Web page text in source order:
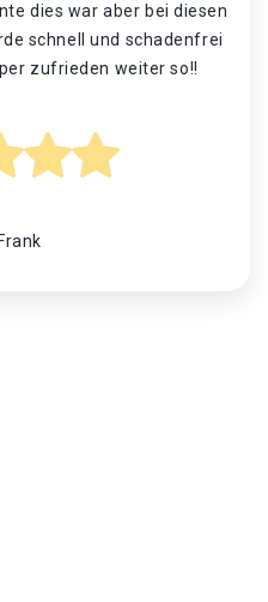
dies war aber bei diesen
schnell und schadenfrei
zufrieden weiter so!!